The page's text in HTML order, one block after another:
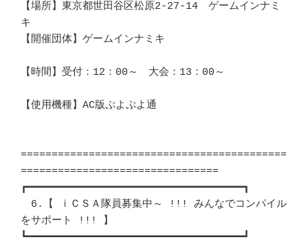
【場所】東京都世田谷区松原2-27-14　ゲームインナミ
キ
【開催団体】ゲームインナミキ
【時間】受付：12：00～　大会：13：00～
【使用機種】AC版ぷよぷよ通
===========================================
================================
┏━━━━━━━━━━━━━━━━━━━━━━━━━━━━━━━━━━━┓
6.【 ｉＣＳＡ隊員募集中～ !!! みんなでコンパイル
をサポート !!! 】
┗━━━━━━━━━━━━━━━━━━━━━━━━━━━━━━━━━━━┛